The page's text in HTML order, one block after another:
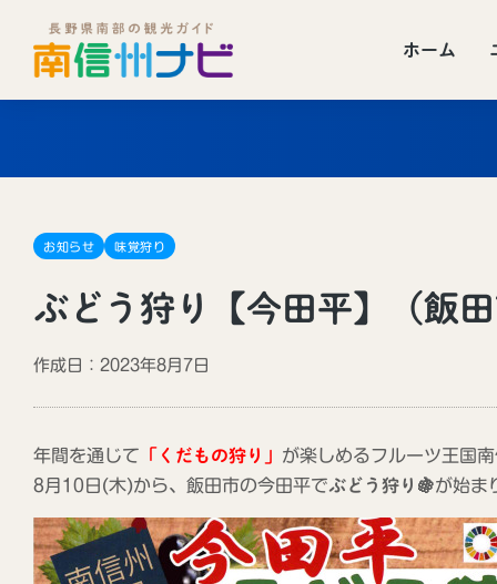
ホーム
お知らせ 味覚狩り
ぶどう狩り【今田平】（飯
作成日：2023年8月7日
年間を通じて 「くだもの狩り」 が楽しめるフルーツ王国
8月10日(木)から、飯田市の今田平でぶどう狩り🍇が始